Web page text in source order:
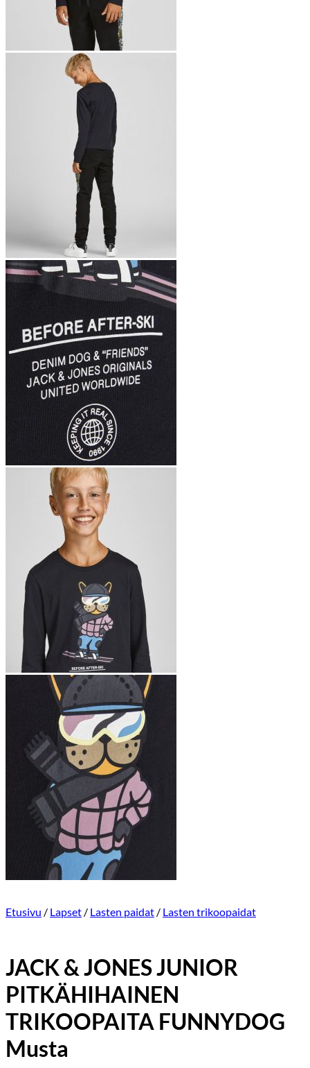
Etusivu / Lapset / Lasten paidat / Lasten trikoopaidat
JACK & JONES JUNIOR
PITKÄHIHAINEN
TRIKOOPAITA FUNNYDOG
Musta